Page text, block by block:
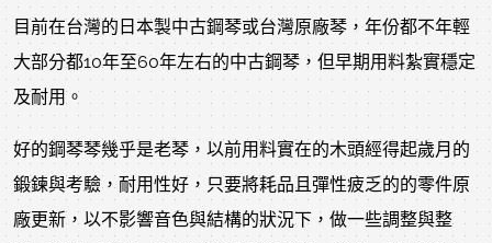
目前在台灣的日本製中古鋼琴或台灣原廠琴，年份都不年輕
大部分都10年至60年左右的中古鋼琴，但早期用料紮實穩定
及耐用。
好的鋼琴琴幾乎是老琴，以前用料實在的木頭經得起歲月的
鍛鍊與考驗，耐用性好，只要將耗品且彈性疲乏的的零件原
廠更新，以不影響音色與結構的狀況下，做一些調整與整